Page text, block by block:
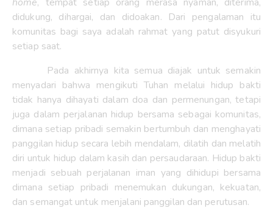
didukung, dihargai, dan didoakan. Dari pengalaman itu
komunitas bagi saya adalah rahmat yang patut disyukuri
setiap saat.
Pada akhirnya kita semua diajak untuk semakin
menyadari bahwa mengikuti Tuhan melalui hidup bakti
tidak hanya dihayati dalam doa dan permenungan, tetapi
juga dalam perjalanan hidup bersama sebagai komunitas,
dimana setiap pribadi semakin bertumbuh dan menghayati
panggilan hidup secara lebih mendalam, dilatih dan melatih
diri untuk hidup dalam kasih dan persaudaraan. Hidup bakti
menjadi sebuah perjalanan iman yang dihidupi bersama
dimana setiap pribadi menemukan dukungan, kekuatan,
dan semangat untuk menjalani panggilan dan perutusan.